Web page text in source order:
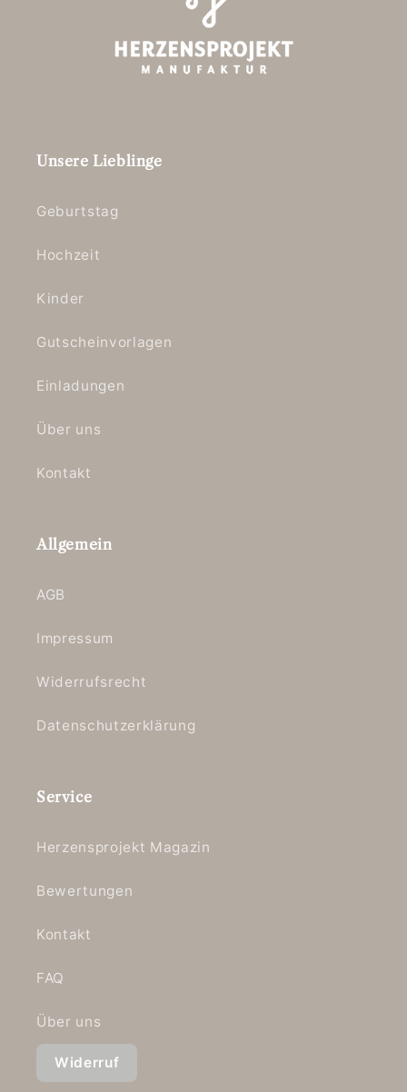
Unsere Lieblinge
Geburtstag
Hochzeit
Kinder
Gutscheinvorlagen
Einladungen
Über uns
Kontakt
Allgemein
AGB
Impressum
Widerrufsrecht
Datenschutzerklärung
Service
Herzensprojekt Magazin
Bewertungen
Kontakt
FAQ
Über uns
Widerruf